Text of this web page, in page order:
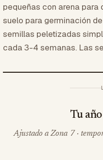
pequeñas con arena para
suelo para germinación
semillas peletizadas
cada 3-4 semanas. Las
Tu
Ajustado a Zona 7 ·